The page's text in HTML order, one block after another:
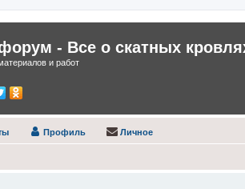
- Все о скатных
и работ
Профиль Личное